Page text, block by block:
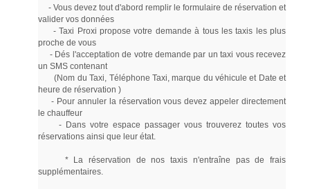
- Vous devez tout d'abord remplir le formulaire de réservation et
valider vos données
- Taxi Proxi propose votre demande à tous les taxis les plus
proche de vous
- Dés l'acceptation de votre demande par un taxi vous recevez
un SMS contenant
(Nom du Taxi, Téléphone Taxi, marque du véhicule et Date et
heure de réservation )
- Pour annuler la réservation vous devez appeler directement
le chauffeur
- Dans votre espace passager vous trouverez toutes vos
réservations ainsi que leur état.
* La réservation de nos taxis n'entraîne pas de frais
supplémentaires.